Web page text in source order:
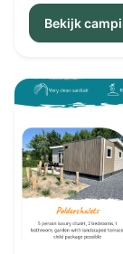
Bekijk